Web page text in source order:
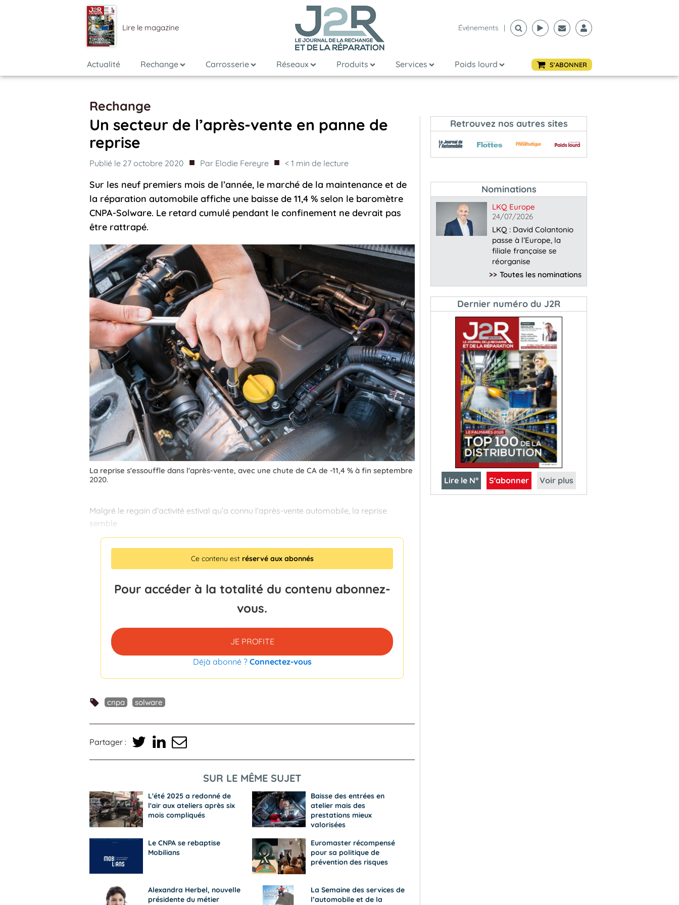
Lire le magazine Événements |
Actualité Rechange Carrosserie Réseaux Produits Services Poids lourd S'ABONNER
Rechange
Un secteur de l’après-vente en panne de
reprise
Publié le 27 octobre 2020 ■ Par Elodie Fereyre ■ < 1 min de lecture
Sur les neuf premiers mois de l’année, le marché de la maintenance et de
la réparation automobile affiche une baisse de 11,4 % selon le baromètre
CNPA-Solware. Le retard cumulé pendant le confinement ne devrait pas
être rattrapé.
La reprise s'essouffle dans l'après-vente, avec une chute de CA de -11,4 % à fin septembre
2020.
Malgré le regain d’activité estival qu’a connu l’après-vente automobile, la reprise
semble
Ce contenu est réservé aux abonnés
Pour accéder à la totalité du contenu abonnez-
vous.
JE PROFITE
Déjà abonné ? Connectez-vous
cnpa solware
Partager :
SUR LE MÊME SUJET
L'été 2025 a redonné de
l'air aux ateliers après six
mois compliqués
Baisse des entrées en
atelier mais des
prestations mieux
valorisées
Le CNPA se rebaptise
Mobilians
Euromaster récompensé
pour sa politique de
prévention des risques
Alexandra Herbel, nouvelle
présidente du métier
La Semaine des services de
l’automobile et de la
Retrouvez nos autres sites
Nominations
LKQ Europe
24/07/2026
LKQ : David Colantonio
passe à l’Europe, la
filiale française se
réorganise
>> Toutes les nominations
Dernier numéro du J2R
Lire le N° S'abonner Voir plus